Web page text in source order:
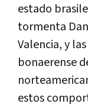
estado
tormenta
Valencia, y
bonaerense
estos